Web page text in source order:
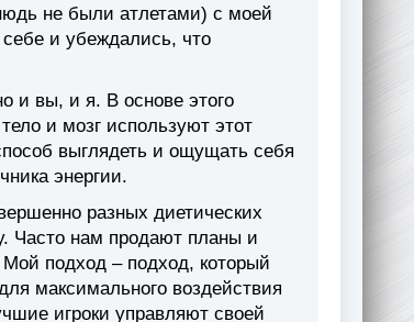
не были атлетами) с моей
и убеждались, что
и вы, и я. В основе этого
и мозг используют этот
выглядеть и ощущать себя
энергии.
разных диетических
Часто нам продают планы и
подход – подход, который
максимального воздействия
игроки управляют своей